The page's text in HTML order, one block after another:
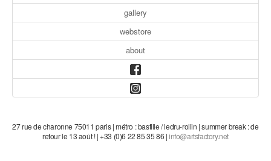
gallery
webstore
about
27 rue de charonne 75011 paris | métro : bastille / ledru-rollin | summer break : de
retour le 13 août ! | +33 (0)6 22 85 35 86 |